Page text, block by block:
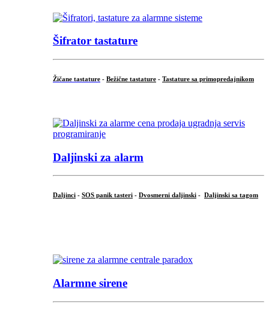
Šifrator tastature
Žičane tastature - Bežične tastature - Tastature sa primopredajnikom
Daljinski za alarm
Daljinci - SOS panik tasteri - Dvosmerni daljinski - Daljinski sa tagom
Alarmne sirene